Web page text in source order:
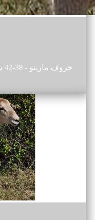
خروف مارينو - 38-42 شهر - متوفرة في الامارات و الكويت